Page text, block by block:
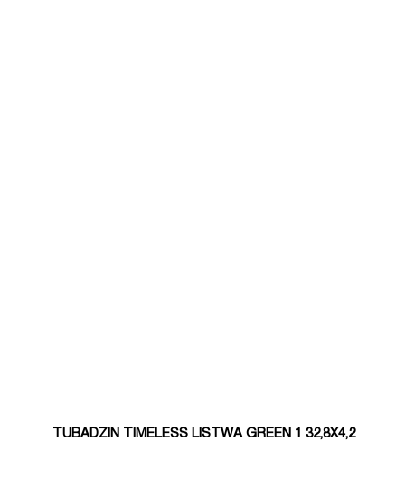
TUBADZIN TIMELESS LISTWA GREEN 1 32,8X4,2